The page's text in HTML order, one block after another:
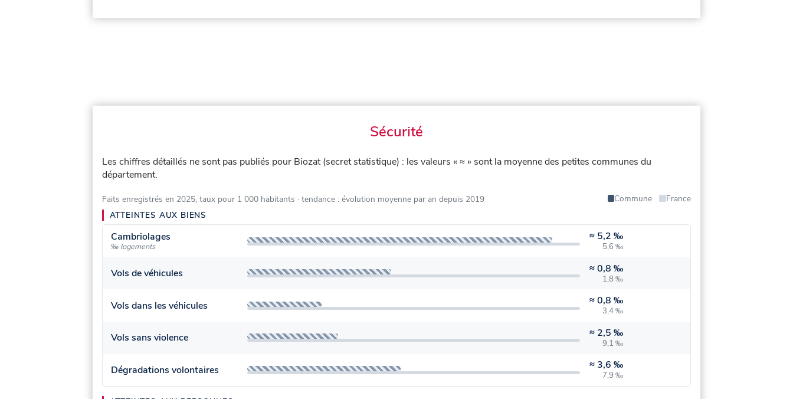
Sécurité
Les chiffres détaillés ne sont pas publiés pour Biozat (secret statistique) : les valeurs « ≈ » sont la moyenne des petites communes du
département.
Faits enregistrés en 2025, taux pour 1 000 habitants · tendance : évolution moyenne par an depuis 2019 Commune
France
ATTEINTES AUX BIENS
Cambriolages
‰ logements
≈ 5,2 ‰
5,6 ‰
Vols de véhicules ≈0,8 ‰
1,8 ‰
Vols dans les véhicules ≈0,8 ‰
3,4 ‰
Vols sans violence ≈ 2,5 ‰
9,1 ‰
Dégradations volontaires ≈ 3,6 ‰
7,9 ‰